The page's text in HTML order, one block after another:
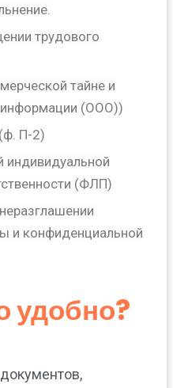
трудового
тайне и
(ООО))
П-2)
индивидуальной
(ФЛП)
и конфиденциальной
удобно?